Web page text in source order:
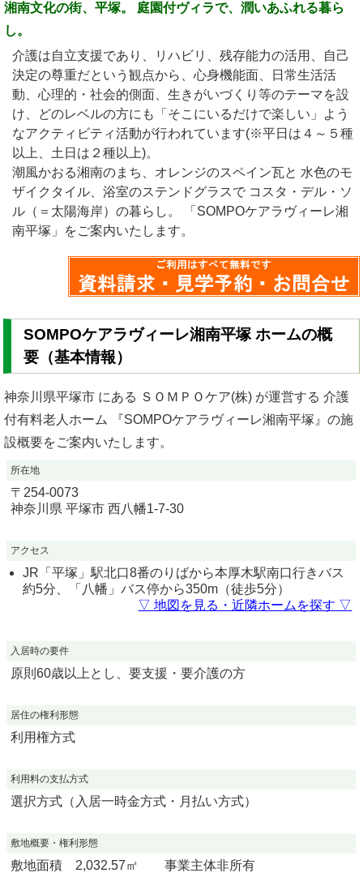
湘南文化の街、平塚。 庭園付ヴィラで、潤いあふれる暮ら
し。
介護は自立支援であり、リハビリ、残存能力の活用、自己
決定の尊重だという観点から、心身機能面、日常生活活
動、心理的・社会的側面、生きがいづくり等のテーマを設
け、どのレベルの方にも「そこにいるだけで楽しい」よう
なアクティビティ活動が行われています(※平日は４～５種
以上、土日は２種以上)。
潮風かおる湘南のまち、オレンジのスペイン瓦と 水色のモ
ザイクタイル、浴室のステンドグラスで コスタ・デル・ソ
ル（＝太陽海岸）の暮らし。 「SOMPOケアラヴィーレ湘
南平塚」をご案内いたします。
SOMPOケアラヴィーレ湘南平塚 ホームの概
要（基本情報）
神奈川県平塚市 にある ＳＯＭＰＯケア(株) が運営する 介護
付有料老人ホーム 『SOMPOケアラヴィーレ湘南平塚』の施
設概要をご案内いたします。
所在地
〒 254-0073
神奈川県 平塚市 西八幡1-7-30
アクセス
JR「平塚」駅北口8番のりばから本厚木駅南口行きバス
約5分、「八幡」バス停から350m（徒歩5分）
▽ 地図を見る・近隣ホームを探す ▽
入居時の要件
原則60歳以上とし、要支援・要介護の方
居住の権利形態
利用権方式
利用料の支払方式
選択方式（入居一時金方式・月払い方式）
敷地概要・権利形態
敷地面積 2,032.57㎡ 事業主体非所有